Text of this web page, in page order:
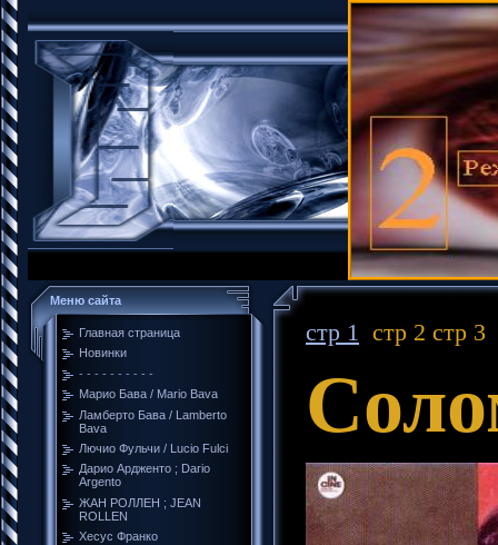
Меню сайта
Главная страница
Новинки
- - - - - - - - - -
Марио Бава / Mario Bava
Ламберто Бава / Lamberto
Bava
Лючио Фульчи / Lucio Fulci
Дарио Ардженто ; Dario
Argento
ЖАН РОЛЛЕН ; JEAN
ROLLEN
Хесус Франко
стр 1 стр 2 стр 3